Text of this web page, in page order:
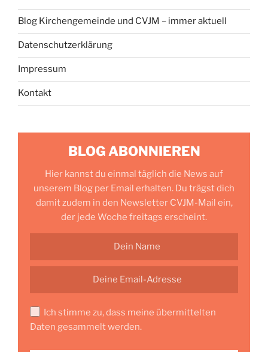
Blog Kirchengemeinde und CVJM – immer aktuell
Datenschutzerklärung
Impressum
Kontakt
BLOG ABONNIEREN
Hier kannst du einmal täglich die News auf
unserem Blog per Email erhalten. Du trägst dich
damit zudem in den Newsletter CVJM-Mail ein,
der jede Woche freitags erscheint.
Ich stimme zu, dass meine übermittelten
Daten gesammelt werden.